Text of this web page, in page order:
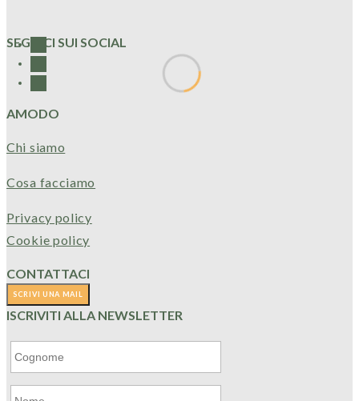
SEGUICI SUI SOCIAL
AMODO
Chi siamo
Cosa facciamo
Privacy policy
Cookie policy
CONTATTACI
ISCRIVITI ALLA NEWSLETTER